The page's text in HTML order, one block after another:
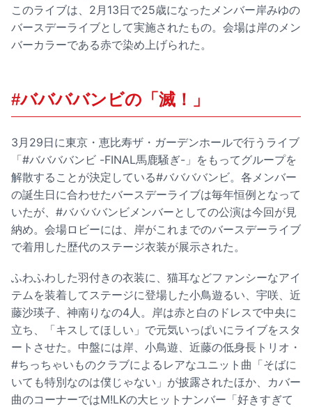
このライブは、2月13日で25歳になったメンバー岸みゆの
バースデーライブとして実施されたもの。会場は岸のメン
バーカラーである赤で染め上げられた。
#ババババンビの「滅！」
3月29日に東京・恵比寿ザ・ガーデンホールで行うライブ
「#ババババンビ -FINAL馬鹿騒ぎ-」をもってグループを
解散することが決定している#ババババンビ。各メンバー
の誕生日に合わせたバースデーライブは毎年恒例となって
いたが、#ババババンビメンバーとしての公演は今回が見
納め。会場ロビーには、岸がこれまでのバースデーライブ
で着用した歴代のステージ衣装が展示された。
ふわふわした羽付きの衣装に、猫耳などファンシーなアイ
テムを装着してステージに登場した小鳥遊るい、宇咲、近
藤沙瑛子、神南りなの4人。岸は赤と白のドレスで中央に
立ち、「キスしてほしい」で元気いっぱいにライブをスタ
ートさせた。中盤には岸、小鳥遊、近藤の低身長トリオ・
#ちっちゃいものクラブによるレアなユニット曲「そばに
いても特別なのは僕じゃない」が披露されたほか、カバー
曲のコーナーではM!LKの大ヒットナンバー「好きすぎて